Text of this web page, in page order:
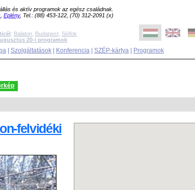
és aktív programok az egész családnak.
Eplény, Tel.: (88) 453-122, (70) 312-2091 (x)
: Balaton Budapest Siófok
20-i programok
Szolgáltatások Konferencia SZÉP-kártya Programok
felvidéki